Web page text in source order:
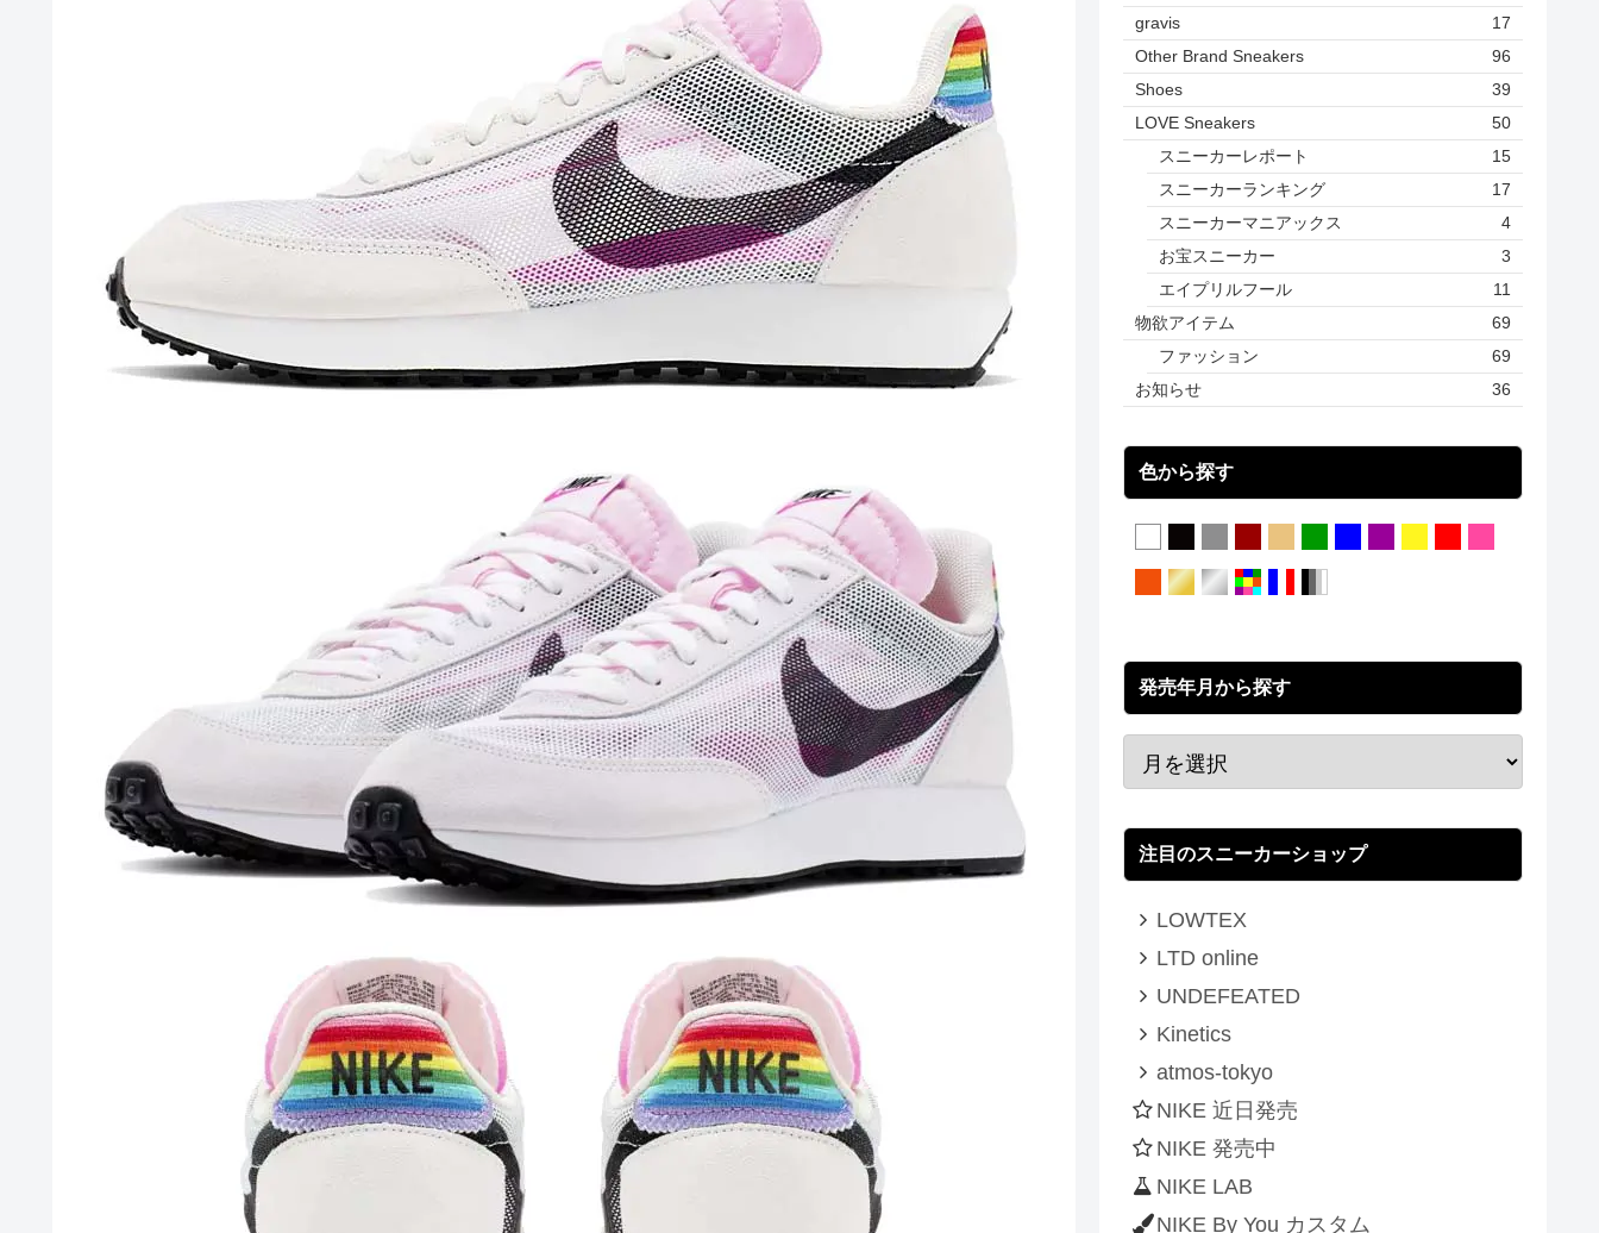
gravis
17
Other Brand Sneakers
96
Shoes
39
LOVE Sneakers
50
スニーカーレポート
15
スニーカーランキング
17
スニーカーマニアックス
4
お宝スニーカー
3
エイプリルフール
11
物欲アイテム
69
ファッション
69
お知らせ
36
色から探す
発売年月から探す
注目のスニーカーショップ
LOWTEX
LTD online
UNDEFEATED
Kinetics
atmos-tokyo
NIKE 近日発売
NIKE 発売中
NIKE LAB
NIKE By You カスタム